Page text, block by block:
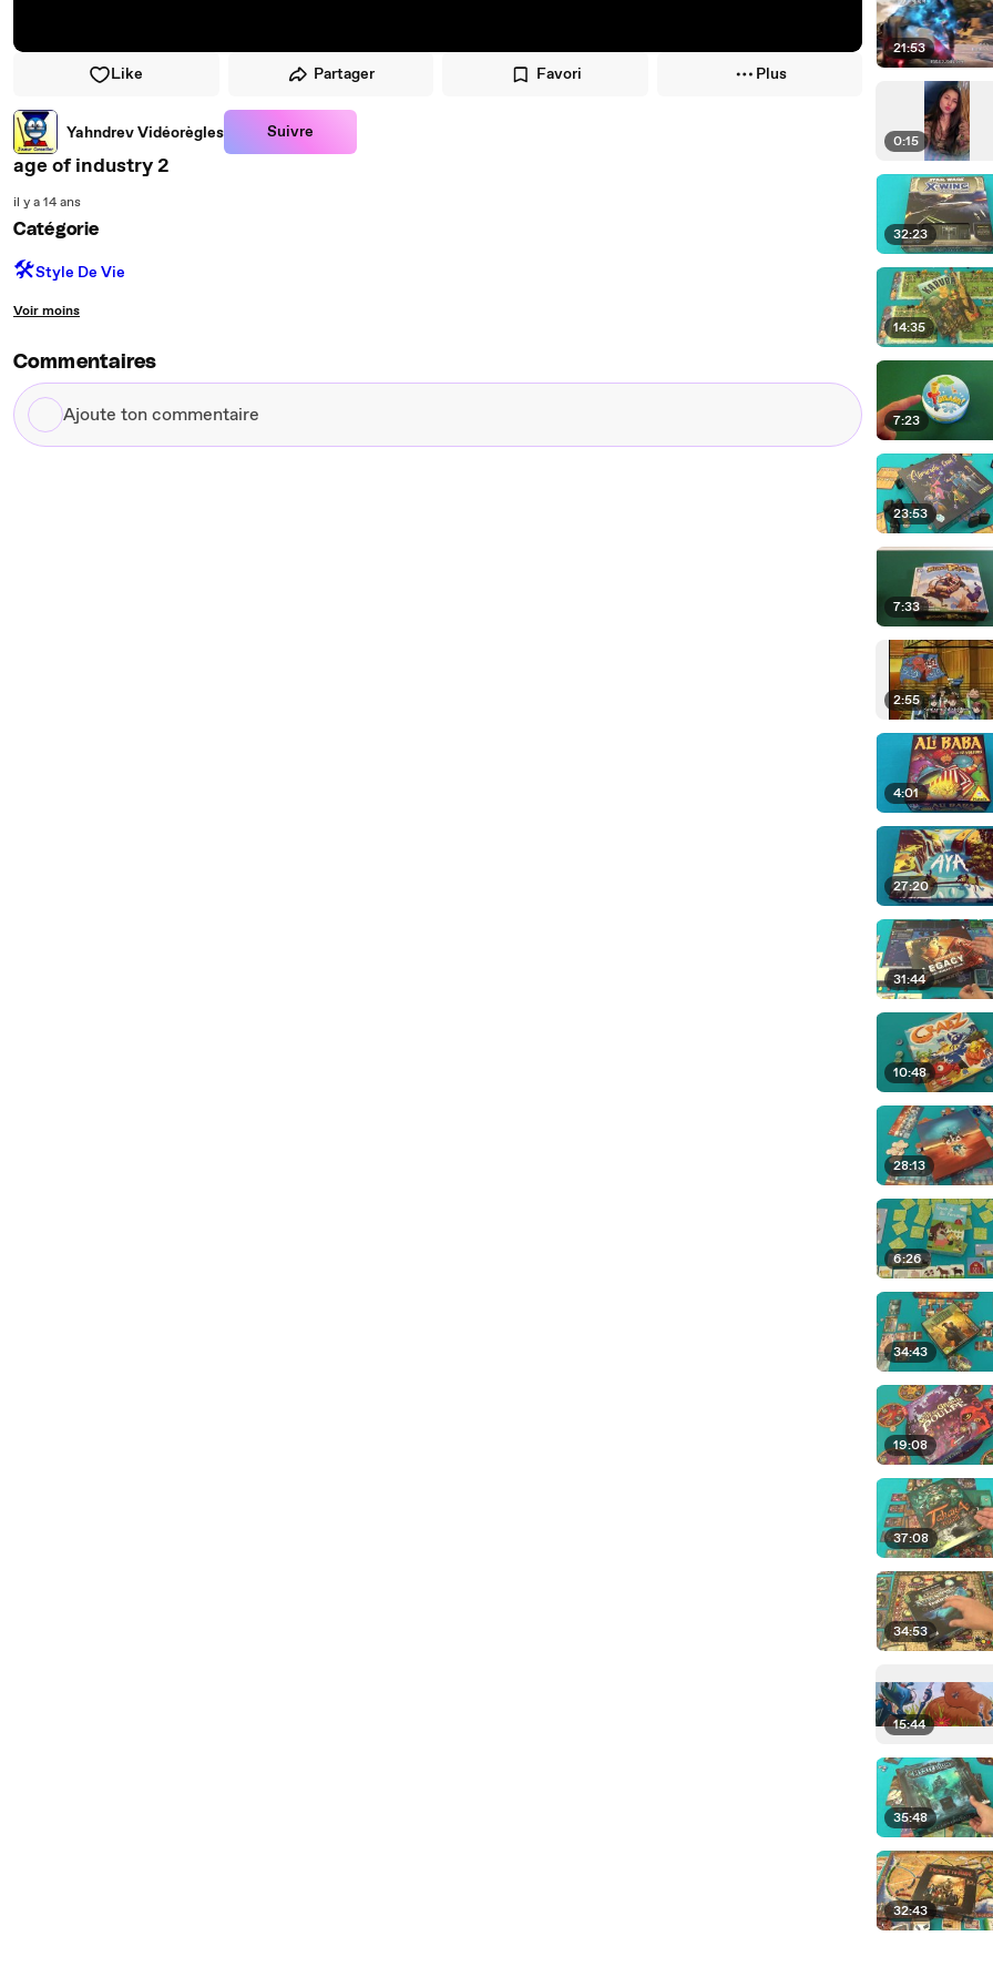
Like Partager Favori Plus
Yahndrev Vidéorègles Suivre
age of industry 2
il y a 14 ans
Catégorie
🛠️Style De Vie
Voir moins
Commentaires
Ajoute
ton
21:53
0:15
32:23
14:35
7:23
23:53
7:33
2:55
4:01
27:20
31:44
10:48
28:13
6:26
34:43
19:08
37:08
34:53
15:44
35:48
32:43